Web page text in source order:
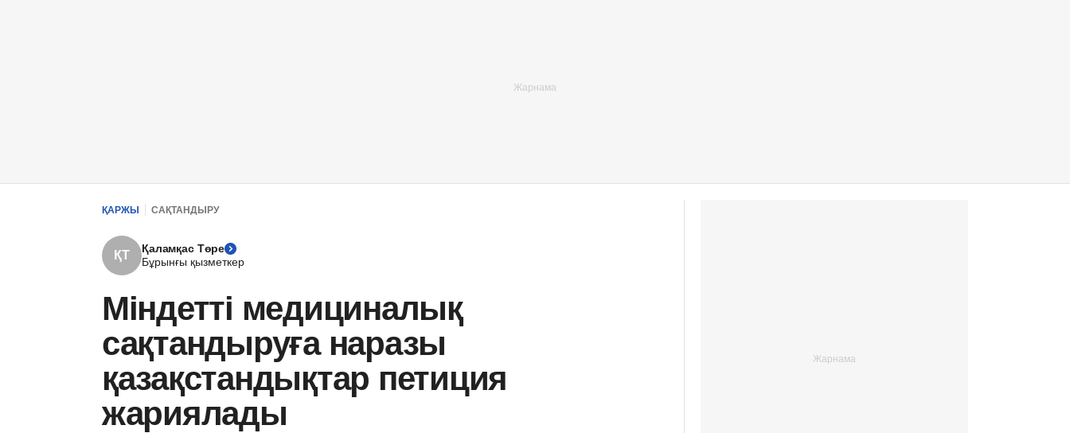
ҚАРЖЫ САҚТАНДЫРУ
ҚТ
Қаламқас Төре
Бұрынғы қызметкер
Міндетті медициналық
сақтандыруға наразы
қазақстандықтар петиция
жариялады